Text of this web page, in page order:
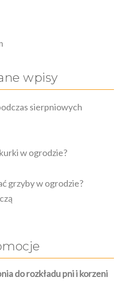
wpisy
sierpniowych
w ogrodzie?
grzyby w ogrodzie?
do rozkładu pni i korzeni